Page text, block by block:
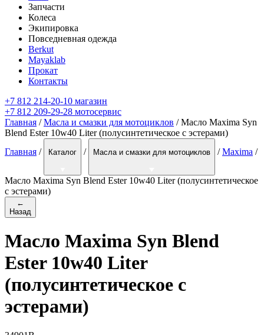
Запчасти
Колеса
Экипировка
Повседневная одежда
Berkut
Mayaklab
Прокат
Контакты
+7 812 214-20-10 магазин
+7 812 209-29-28 мотосервис
Главная /Масла и смазки для мотоциклов / Масло Maxima Syn
Blend Ester 10w40 Liter (полусинтетическое с эстерами)
Главная / Каталог / Масла и смазки для мотоциклов / Maxima /
Масло Maxima Syn Blend Ester 10w40 Liter (полусинтетическое
с эстерами)
←
Назад
Масло Maxima Syn Blend
Ester 10w40 Liter
(полусинтетическое с
эстерами)